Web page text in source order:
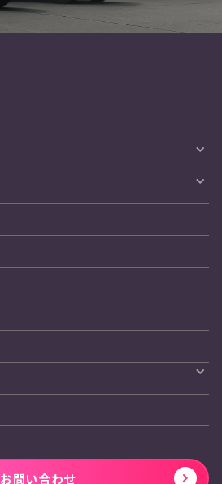
お問い合わせ